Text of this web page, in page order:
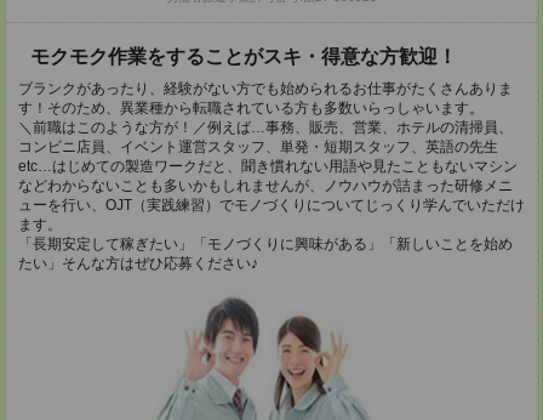
モクモク作業をすることがスキ・得意な方歓迎！
ブランクがあったり、経験がない方でも始められるお仕事がたくさんありま
す！そのため、異業種から転職されている方も多数いらっしゃいます。
＼前職はこのような方が！／例えば…事務、販売、営業、ホテルの清掃員、
コンビニ店員、イベント運営スタッフ、単発・短期スタッフ、英語の先生
etc…はじめての製造ワークだと、聞き慣れない用語や見たこともないマシン
などわからないことも多いかもしれませんが、ノウハウが詰まった研修メニ
ューを行い、OJT（実践練習）でモノづくりについてじっくり学んでいただけ
ます。
「長期安定して稼ぎたい」「モノづくりに興味がある」「新しいことを始め
たい」そんな方はぜひ応募ください♪